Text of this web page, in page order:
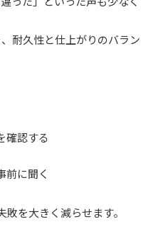
耐久性と仕上がりのバラン
確認する
前に聞く
を大きく減らせます。